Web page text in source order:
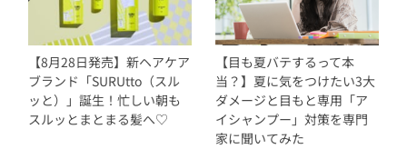
【8月28日発売】新ヘアケア
ブランド「SURUtto（スル
ッと）」誕生！忙しい朝も
スルッとまとまる髪へ♡
【目も夏バテするって本
当？】夏に気をつけたい3大
ダメージと目もと専用「ア
イシャンプー」対策を専門
家に聞いてみた